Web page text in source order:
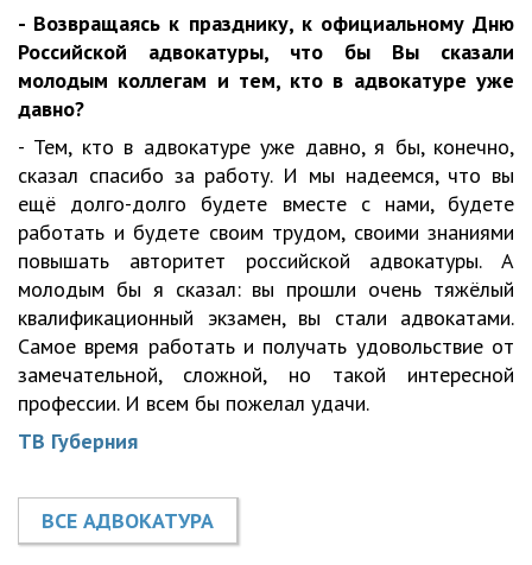
- Возвращаясь к празднику, к официальному Дню
Российской адвокатуры, что бы Вы сказали
молодым коллегам и тем, кто в адвокатуре уже
давно?
- Тем, кто в адвокатуре уже давно, я бы, конечно,
сказал спасибо за работу. И мы надеемся, что вы
ещё долго-долго будете вместе с нами, будете
работать и будете своим трудом, своими знаниями
повышать авторитет российской адвокатуры. А
молодым бы я сказал: вы прошли очень тяжёлый
квалификационный экзамен, вы стали адвокатами.
Самое время работать и получать удовольствие от
замечательной, сложной, но такой интересной
профессии. И всем бы пожелал удачи.
ТВ Губерния
ВСЕ АДВОКАТУРА